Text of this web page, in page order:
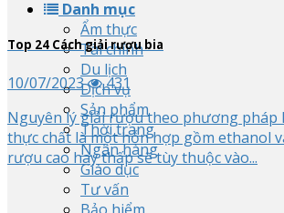
Danh mục
Ẩm thực
Tài chính
Du lịch
Dịch vụ
Sản phẩm
Thời trang
Ngân hàng
Giáo dục
Tư vấn
Top 24 Cách giải rượu bia
10/07/2023
431
Nguyên lý giải rượu theo phương pháp
thực chất là một hỗn hợp gồm ethanol
rượu cao hay thấp sẽ tùy thuộc vào...